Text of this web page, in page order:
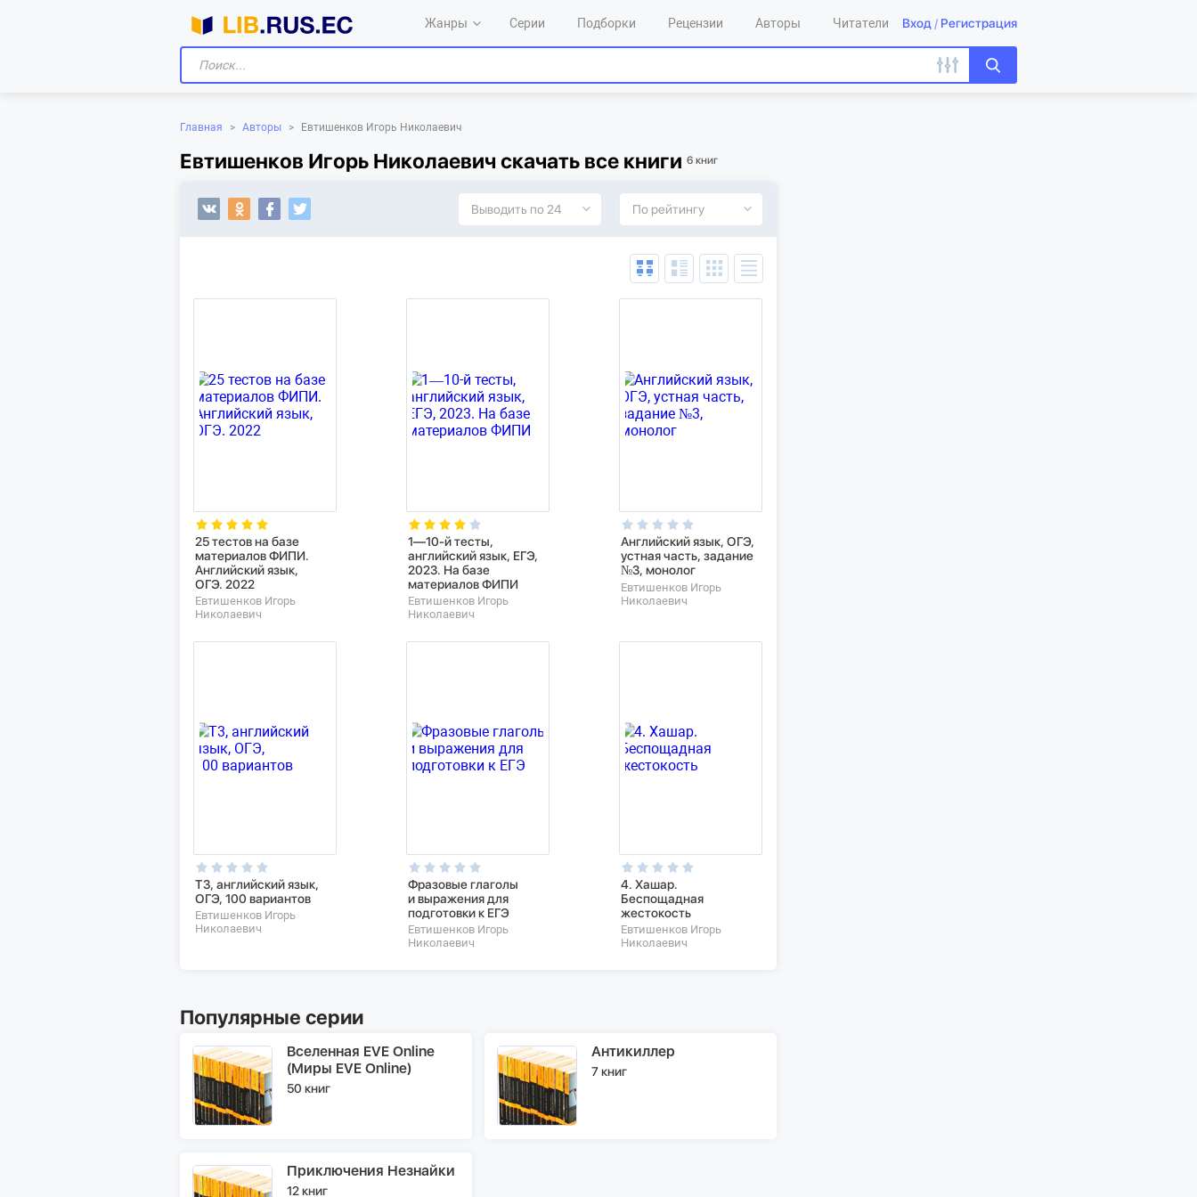
Жанры Серии Подборки Рецензии Авторы Читатели Вход / Регистрация
Главная > Авторы > Евтишенков Игорь Николаевич
Евтишенков Игорь Николаевич скачать все книги 6 книг
Выводить по 24 По рейтингу
25 тестов на базе
материалов ФИПИ.
Английский язык,
ОГЭ. 2022
Евтишенков Игорь
Николаевич
1—10-й тесты,
английский язык, ЕГЭ,
2023. На базе
материалов ФИПИ
Евтишенков Игорь
Николаевич
Английский язык, ОГЭ,
устная часть, задание
№3, монолог
Евтишенков Игорь
Николаевич
Т3, английский язык,
ОГЭ, 100 вариантов
Евтишенков Игорь
Николаевич
Фразовые глаголы
и выражения для
подготовки к ЕГЭ
Евтишенков Игорь
Николаевич
4. Хашар.
Беспощадная
жестокость
Евтишенков Игорь
Николаевич
Популярные серии
Вселенная EVE Online
(Миры EVE Online)
50 книг
Антикиллер
7 книг
Приключения Незнайки
12 книг